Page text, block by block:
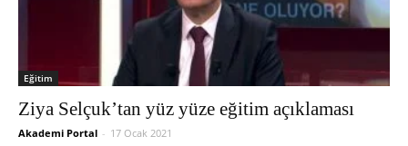
Eğitim
Ziya Selçuk’tan yüz yüze eğitim açıklaması
Akademi Portal - 17 Ocak 2021